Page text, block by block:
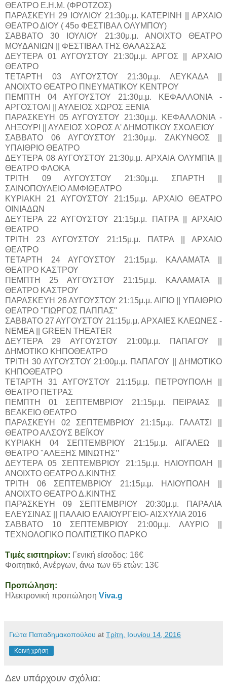
ΘΕΑΤΡΟ Ε.Η.Μ. (ΦΡΟΤΖΟΣ)
ΠΑΡΑΣΚΕΥΗ 29 ΙΟΥΛΙΟΥ 21:30μ.μ. ΚΑΤΕΡΙΝΗ || ΑΡΧΑΙΟ
ΘΕΑΤΡΟ ΔΙΟΥ ( 45ο ΦΕΣΤΙΒΑΛ ΟΛΥΜΠΟΥ)
ΣΑΒΒΑΤΟ 30 ΙΟΥΛΙΟΥ 21:30μ.μ. ΑΝΟΙΧΤΟ ΘΕΑΤΡΟ
ΜΟΥΔΑΝΙΩΝ || ΦΕΣΤΙΒΑΛ ΤΗΣ ΘΑΛΑΣΣΑΣ
ΔΕΥΤΕΡΑ 01 ΑΥΓΟΥΣΤΟΥ 21:30μ.μ. ΑΡΓΟΣ || ΑΡΧΑΙΟ
ΘΕΑΤΡΟ
ΤΕΤΑΡΤΗ 03 ΑΥΓΟΥΣΤΟΥ 21:30μ.μ. ΛΕΥΚΑΔΑ ||
ΑΝΟΙΧΤΟ ΘΕΑΤΡΟ ΠΝΕΥΜΑΤΙΚΟΥ ΚΕΝΤΡΟΥ
ΠΕΜΠΤΗ 04 ΑΥΓΟΥΣΤΟΥ 21:30μ.μ. ΚΕΦΑΛΛΟΝΙΑ -
ΑΡΓΟΣΤΟΛΙ || ΑΥΛΕΙΟΣ ΧΩΡΟΣ ΞΕΝΙΑ
ΠΑΡΑΣΚΕΥΗ 05 ΑΥΓΟΥΣΤΟΥ 21:30μ.μ. ΚΕΦΑΛΛΟΝΙΑ -
ΛΗΞΟΥΡΙ || ΑΥΛΕΙΟΣ ΧΩΡΟΣ Α' ΔΗΜΟΤΙΚΟΥ ΣΧΟΛΕΙΟΥ
ΣΑΒΒΑΤΟ 06 ΑΥΓΟΥΣΤΟΥ 21:30μ.μ. ΖΑΚΥΝΘΟΣ ||
ΥΠΑΙΘΡΙΟ ΘΕΑΤΡΟ
ΔΕΥΤΕΡΑ 08 ΑΥΓΟΥΣΤΟΥ 21:30μ.μ. ΑΡΧΑΙΑ ΟΛΥΜΠΙΑ ||
ΘΕΑΤΡΟ ΦΛΟΚΑ
ΤΡΙΤΗ 09 ΑΥΓΟΥΣΤΟΥ 21:30μ.μ. ΣΠΑΡΤΗ ||
ΣΑΙΝΟΠΟΥΛΕΙΟ ΑΜΦΙΘΕΑΤΡΟ
ΚΥΡΙΑΚΗ 21 ΑΥΓΟΥΣΤΟΥ 21:15μ.μ. ΑΡΧΑΙΟ ΘΕΑΤΡΟ
ΟΙΝΙΑΔΩΝ
ΔΕΥΤΕΡΑ 22 ΑΥΓΟΥΣΤΟΥ 21:15μ.μ. ΠΑΤΡΑ || ΑΡΧΑΙΟ
ΘΕΑΤΡΟ
ΤΡΙΤΗ 23 ΑΥΓΟΥΣΤΟΥ 21:15μ.μ. ΠΑΤΡΑ || ΑΡΧΑΙΟ
ΘΕΑΤΡΟ
ΤΕΤΑΡΤΗ 24 ΑΥΓΟΥΣΤΟΥ 21:15μ.μ. ΚΑΛΑΜΑΤΑ ||
ΘΕΑΤΡΟ ΚΑΣΤΡΟΥ
ΠΕΜΠΤΗ 25 ΑΥΓΟΥΣΤΟΥ 21:15μ.μ. ΚΑΛΑΜΑΤΑ ||
ΘΕΑΤΡΟ ΚΑΣΤΡΟΥ
ΠΑΡΑΣΚΕΥΗ 26 ΑΥΓΟΥΣΤΟΥ 21:15μ.μ. ΑΙΓΙΟ || ΥΠΑΙΘΡΙΟ
ΘΕΑΤΡΟ ''ΓΙΩΡΓΟΣ ΠΑΠΠΑΣ''
ΣΑΒΒΑΤΟ 27 ΑΥΓΟΥΣΤΟΥ 21:15μ.μ. ΑΡΧΑΙΕΣ ΚΛΕΩΝΕΣ -
ΝΕΜΕΑ || GREEN THEATER
ΔΕΥΤΕΡΑ 29 ΑΥΓΟΥΣΤΟΥ 21:00μ.μ. ΠΑΠΑΓΟΥ ||
ΔΗΜΟΤΙΚΟ ΚΗΠΟΘΕΑΤΡΟ
ΤΡΙΤΗ 30 ΑΥΓΟΥΣΤΟΥ 21:00μ.μ. ΠΑΠΑΓΟΥ || ΔΗΜΟΤΙΚΟ
ΚΗΠΟΘΕΑΤΡΟ
ΤΕΤΑΡΤΗ 31 ΑΥΓΟΥΣΤΟΥ 21:15μ.μ. ΠΕΤΡΟΥΠΟΛΗ ||
ΘΕΑΤΡΟ ΠΕΤΡΑΣ
ΠΕΜΠΤΗ 01 ΣΕΠΤΕΜΒΡΙΟΥ 21:15μ.μ. ΠΕΙΡΑΙΑΣ ||
ΒΕΑΚΕΙΟ ΘΕΑΤΡΟ
ΠΑΡΑΣΚΕΥΗ 02 ΣΕΠΤΕΜΒΡΙΟΥ 21:15μ.μ. ΓΑΛΑΤΣΙ ||
ΘΕΑΤΡΟ ΑΛΣΟΥΣ ΒΕΪΚΟΥ
ΚΥΡΙΑΚΗ 04 ΣΕΠΤΕΜΒΡΙΟΥ 21:15μ.μ. ΑΙΓΑΛΕΩ ||
ΘΕΑΤΡΟ "ΑΛΕΞΗΣ ΜΙΝΩΤΗΣ’’
ΔΕΥΤΕΡΑ 05 ΣΕΠΤΕΜΒΡΙΟΥ 21:15μ.μ. ΗΛΙΟΥΠΟΛΗ ||
ΑΝΟΙΧΤΟ ΘΕΑΤΡΟ Δ.ΚΙΝΤΗΣ
ΤΡΙΤΗ 06 ΣΕΠΤΕΜΒΡΙΟΥ 21:15μ.μ. ΗΛΙΟΥΠΟΛΗ ||
ΑΝΟΙΧΤΟ ΘΕΑΤΡΟ Δ.ΚΙΝΤΗΣ
ΠΑΡΑΣΚΕΥΗ 09 ΣΕΠΤΕΜΒΡΙΟΥ 20:30μ.μ. ΠΑΡΑΛΙΑ
ΕΛΕΥΣΙΝΑΣ || ΠΑΛΑΙΟ ΕΛΑΙΟΥΡΓΕΙΟ- ΑΙΣΧΥΛΙΑ 2016
ΣΑΒΒΑΤΟ 10 ΣΕΠΤΕΜΒΡΙΟΥ 21:00μ.μ. ΛΑΥΡΙΟ ||
ΤΕΧΝΟΛΟΓΙΚΟ ΠΟΛΙΤΙΣΤΙΚΟ ΠΑΡΚΟ
Τιμές εισιτηρίων: Γενική είσοδος: 16€
Φοιτητικό, Ανέργων, άνω των 65 ετών: 13€
Προπώληση:
Ηλεκτρονική προπώληση Viva.g
Γιώτα Παπαδημακοπούλου at Τρίτη, Ιουνίου 14, 2016
Κοινή χρήση
Δεν υπάρχουν σχόλια: